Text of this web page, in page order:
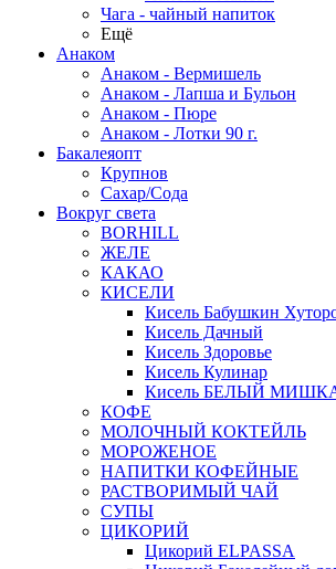
Чага - чайный напиток
Ещё
Анаком
Анаком - Вермишель
Анаком - Лапша и Бульон
Анаком - Пюре
Анаком - Лотки 90 г.
Бакалеяопт
Крупнов
Сахар/Сода
Вокруг света
BORHILL
ЖЕЛЕ
КАКАО
КИСЕЛИ
Кисель Бабушкин
Кисель Дачный
Кисель Здоровье
Кисель Кулинар
Кисель БЕЛЫЙ
КОФЕ
МОЛОЧНЫЙ КОКТЕЙЛЬ
МОРОЖЕНОЕ
НАПИТКИ КОФЕЙНЫЕ
РАСТВОРИМЫЙ ЧАЙ
СУПЫ
ЦИКОРИЙ
Цикорий ELPASSA